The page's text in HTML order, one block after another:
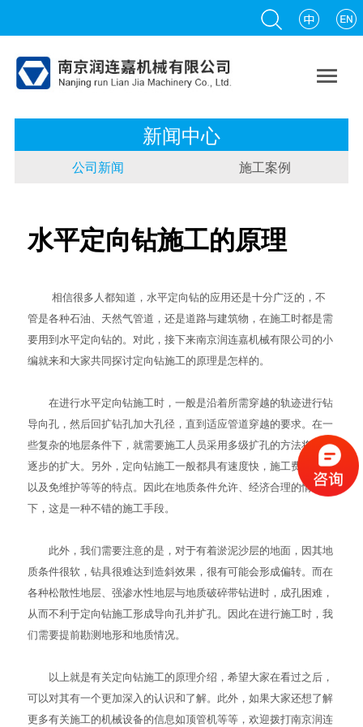

新闻中心
公司新闻 施工案例
水平定向钻施工的原理
相信很多人都知道，水平定向钻的应用还是十分广泛的，不
管是各种石油、天然气管道，还是道路与建筑物，在施工时都是需
要用到水平定向钻的。对此，接下来南京润连嘉机械有限公司的小
编就来和大家共同探讨定向钻施工的原理是怎样的。
在进行水平定向钻施工时，一般是沿着所需穿越的轨迹进行钻
导向孔，然后回扩钻孔加大孔径，直到适应管道穿越的要求。在一
些复杂的地层条件下，就需要施工人员采用多级扩孔的方法将孔径
逐步的扩大。另外，定向钻施工一般都具有速度快，施工费用较低
以及免维护等等的特点。因此在地质条件允许、经济合理的情况
下，这是一种不错的施工手段。
此外，我们需要注意的是，对于有着淤泥沙层的地面，因其地
质条件很软，钻具很难达到造斜效果，很有可能会形成偏转。而在
各种松散性地层、强渗水性地层与地质破碎带钻进时，成孔困难，
从而不利于定向钻施工形成导向孔并扩孔。因此在进行施工时，我
们需要提前勘测地形和地质情况。
以上就是有关定向钻施工的原理介绍，希望大家在看过之后，
可以对其有一个更加深入的认识和了解。此外，如果大家还想了解
更多有关施工的机械设备的信息如顶管机等等，欢迎拨打南京润连